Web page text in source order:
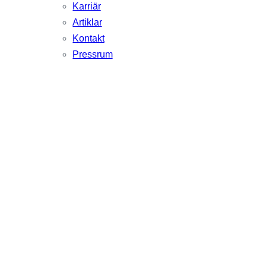
Karriär
Artiklar
Kontakt
Pressrum